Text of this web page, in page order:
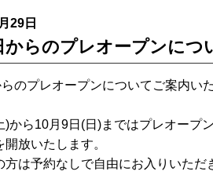
29日
からのプレオープンにつ
のプレオープンについてご案内いた
)から10月9日(日)まではプレオープ
放いたします。
方は予約なしで自由にお入りいた